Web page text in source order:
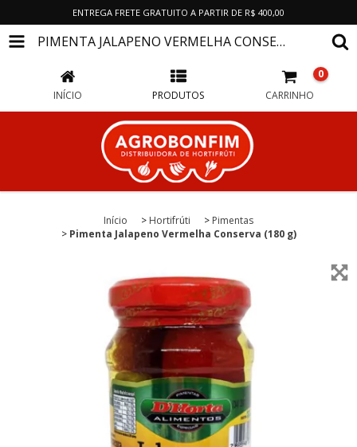
ENTREGA FRETE GRATUITO A PARTIR DE R$ 400,00
PIMENTA JALAPENO VERMELHA CONSERVA (180 G)
INÍCIO PRODUTOS CARRINHO
0
Início > Hortifrúti > Pimentas
> Pimenta Jalapeno Vermelha Conserva (180 g)